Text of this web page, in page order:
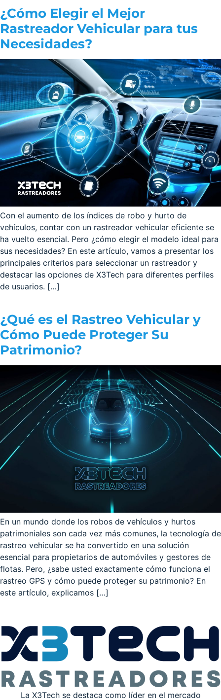
¿Cómo Elegir el Mejor
Rastreador Vehicular para tus
Necesidades?
Con el aumento de los índices de robo y hurto de
vehículos, contar con un rastreador vehicular eficiente se
ha vuelto esencial. Pero ¿cómo elegir el modelo ideal para
sus necesidades? En este artículo, vamos a presentar los
principales criterios para seleccionar un rastreador y
destacar las opciones de X3Tech para diferentes perfiles
de usuarios. […]
¿Qué es el Rastreo Vehicular y
Cómo Puede Proteger Su
Patrimonio?
En un mundo donde los robos de vehículos y hurtos
patrimoniales son cada vez más comunes, la tecnología de
rastreo vehicular se ha convertido en una solución
esencial para propietarios de automóviles y gestores de
flotas. Pero, ¿sabe usted exactamente cómo funciona el
rastreo GPS y cómo puede proteger su patrimonio? En
este artículo, explicamos […]
La X3Tech se destaca como líder en el mercado